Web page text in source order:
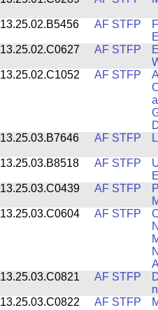
13.25.02.B5456 AF STFP
13.25.02.C0627
AF STFP
13.25.02.C1052
AF STFP
13.25.03.B7646
AF STFP
13.25.03.B8518 AF STFP
13.25.03.C0439
AF STFP
13.25.03.C0604
AF STFP
13.25.03.C0821
AF STFP
13.25.03.C0822
AF STFP